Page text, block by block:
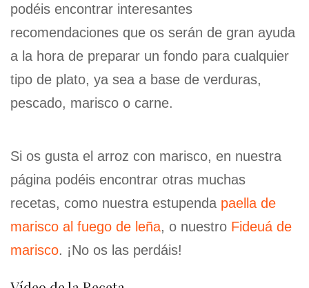
podéis encontrar interesantes
recomendaciones que os serán de gran ayuda
a la hora de preparar un fondo para cualquier
tipo de plato, ya sea a base de verduras,
pescado, marisco o carne.
Si os gusta el arroz con marisco, en nuestra
página podéis encontrar otras muchas
recetas, como nuestra estupenda paella de
marisco al fuego de leña, o nuestro Fideuá de
marisco. ¡No os las perdáis!